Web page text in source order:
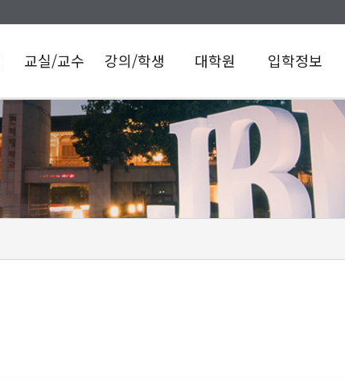
교실/교수
교원 임용
관련 및 임용
후 책무
기초의학교실
임상의학교실
의학교육학교실
인문사회의학교실
강의/학생
의예과
학과소개
전공교과과정
교육과정
의학과
교육과정
PBL/CBL
임상술기센터
대학원
일반대학원
의과학과
의학과
언어치료학과
보건대학원
보건학과
입학정보
의예과
일반대학원
보건대학원